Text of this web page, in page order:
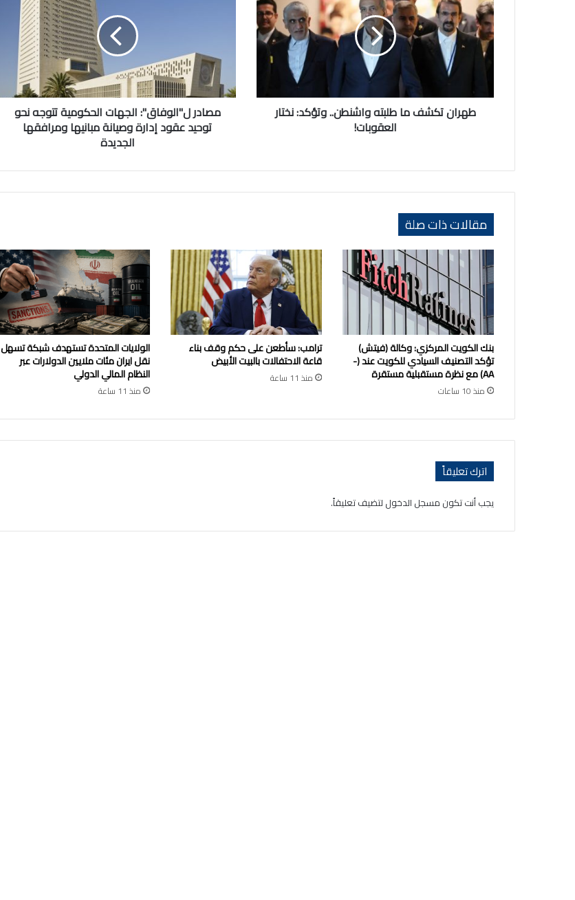
ما
طلبته
واشنطن..
وتؤكد:
طهران تكشف ما طلبته واشنطن.. وتؤكد: نختار
العقوبات!
توحيد
عقود
إدارة
وصيانة
ومرافقها
مصادر ل"الوفاق": الجهات الحكومية تتوجه نحو
توحيد عقود إدارة وصيانة مبانيها ومرافقها
الجديدة
مقالات ذات صلة
بنك الكويت المركزي: وكالة (فيتش)
تؤكد التصنيف السيادي للكويت عند (-
AA) مع نظرة مستقبلية مستقرة
منذ 10 ساعات
ترامب: سأطعن على حكم وقف بناء
قاعة الاحتفالات بالبيت الأبيض
منذ 11 ساعة
الولايات المتحدة تستهدف شبكة تسهل
نقل ايران مئات ملايين الدولارات عبر
النظام المالي الدولي
منذ 11 ساعة
اترك تعليقاً
يجب أنت تكون مسجل الدخول لتضيف تعليقاً.